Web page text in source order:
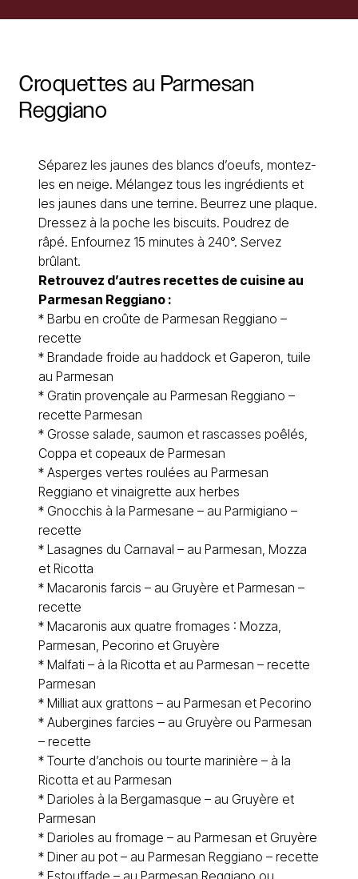
Croquettes au Parmesan
Reggiano
Séparez les jaunes des blancs d’oeufs, montez-
les en neige. Mélangez tous les ingrédients et
les jaunes dans une terrine. Beurrez une plaque.
Dressez à la poche les biscuits. Poudrez de
râpé. Enfournez 15 minutes à 240°. Servez
brûlant.
Retrouvez d’autres recettes de cuisine au
Parmesan Reggiano :
* Barbu en croûte de Parmesan Reggiano –
recette
* Brandade froide au haddock et Gaperon, tuile
au Parmesan
* Gratin provençale au Parmesan Reggiano –
recette Parmesan
* Grosse salade, saumon et rascasses poêlés,
Coppa et copeaux de Parmesan
* Asperges vertes roulées au Parmesan
Reggiano et vinaigrette aux herbes
* Gnocchis à la Parmesane – au Parmigiano –
recette
* Lasagnes du Carnaval – au Parmesan, Mozza
et Ricotta
* Macaronis farcis – au Gruyère et Parmesan –
recette
* Macaronis aux quatre fromages : Mozza,
Parmesan, Pecorino et Gruyère
* Malfati – à la Ricotta et au Parmesan – recette
Parmesan
* Milliat aux grattons – au Parmesan et Pecorino
* Aubergines farcies – au Gruyère ou Parmesan
– recette
* Tourte d’anchois ou tourte marinière – à la
Ricotta et au Parmesan
* Darioles à la Bergamasque – au Gruyère et
Parmesan
* Darioles au fromage – au Parmesan et Gruyère
* Diner au pot – au Parmesan Reggiano – recette
* Estouffade – au Parmesan Reggiano ou